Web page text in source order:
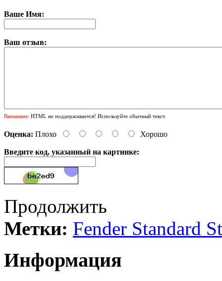
Ваше Имя:
Ваш отзыв:
Внимание: HTML не поддерживается! Используйте обычный текст.
Оценка: Плохо Хорошо
Введите код, указанный на картинке:
Продолжить
Метки: Fender Standard
Информация